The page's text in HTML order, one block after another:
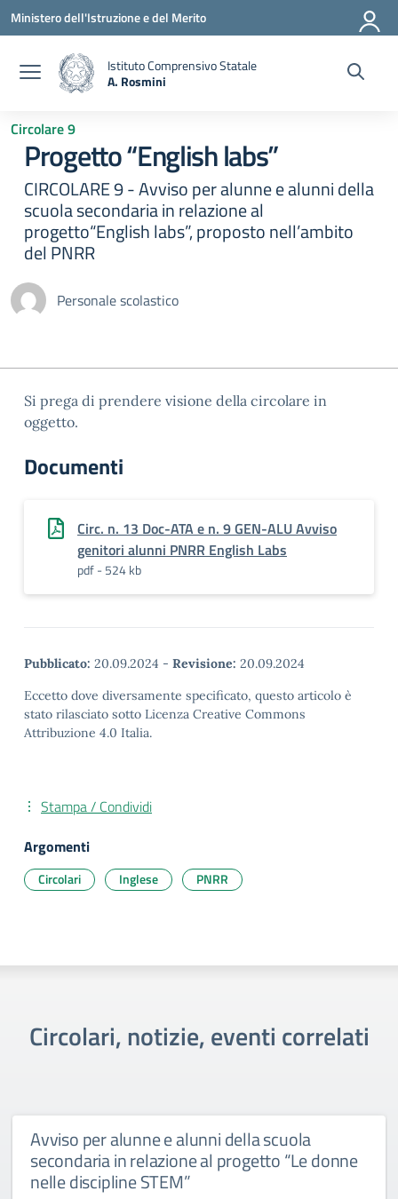
Vai ai contenuti
Vai al menu di navigazione
Vai al footer
Ministero dell'Istruzione e del Merito
Istituto Comprensivo Statale
A. Rosmini
Circolare 9
Progetto “English labs”
CIRCOLARE 9 - Avviso per alunne e alunni della
scuola secondaria in relazione al
progetto“English labs”, proposto nell’ambito
del PNRR
Personale scolastico
Si prega di prendere visione della circolare in
oggetto.
Documenti
Circ. n. 13 Doc-ATA e n. 9 GEN-ALU Avviso
genitori alunni PNRR English Labs
pdf - 524 kb
Pubblicato: 20.09.2024 - Revisione: 20.09.2024
Eccetto dove diversamente specificato, questo articolo è
stato rilasciato sotto Licenza Creative Commons
Attribuzione 4.0 Italia.
Stampa / Condividi
Argomenti
Circolari Inglese PNRR
Circolari, notizie, eventi correlati
Avviso per alunne e alunni della scuola
secondaria in relazione al progetto “Le donne
nelle discipline STEM”